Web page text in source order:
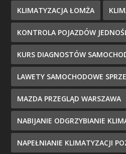
KLIMATYZACJA ŁOMŻA
KONTROLA POJAZDÓW
KURS DIAGNOSTÓW
LAWETY SAMOCHODOWE
MAZDA PRZEGLĄD WARSZAWA
NABIJANIE ODGRZYBIANIE
NAPEŁNIANIE KLIMATYZACJI